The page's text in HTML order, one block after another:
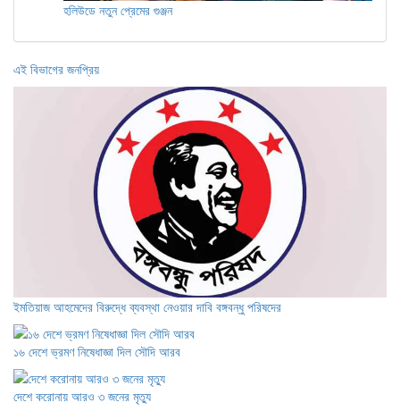
হলিউডে নতুন প্রেমের গুঞ্জন
এই বিভাগের জনপ্রিয়
ইমতিয়াজ আহমেদের বিরুদ্ধে ব্যবস্থা নেওয়ার দাবি বঙ্গবন্ধু পরিষদের
১৬ দেশে ভ্রমণ নিষেধাজ্ঞা দিল সৌদি আরব
দেশে করোনায় আরও ৩ জনের মৃত্যু